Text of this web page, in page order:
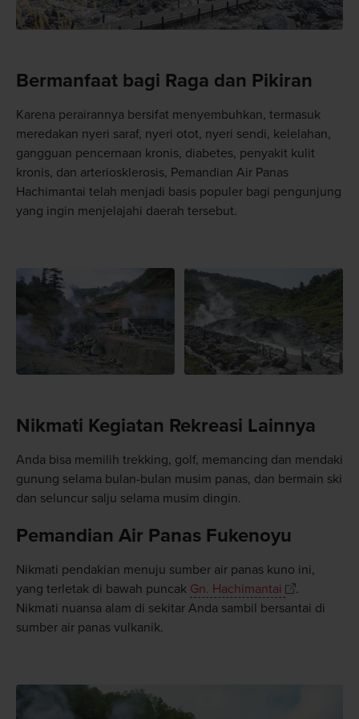
Bermanfaat bagi Raga dan Pikiran
Karena perairannya bersifat menyembuhkan, termasuk
meredakan nyeri saraf, nyeri otot, nyeri sendi, kelelahan,
gangguan pencernaan kronis, diabetes, penyakit kulit
kronis, dan arteriosklerosis, Pemandian Air Panas
Hachimantai telah menjadi basis populer bagi pengunjung
yang ingin menjelajahi daerah tersebut.
Nikmati Kegiatan Rekreasi Lainnya
Anda bisa memilih trekking, golf, memancing dan mendaki
gunung selama bulan-bulan musim panas, dan bermain ski
dan seluncur salju selama musim dingin.
Pemandian Air Panas Fukenoyu
Nikmati pendakian menuju sumber air panas kuno ini,
yang terletak di bawah puncak Gn. Hachimantai
.
Nikmati nuansa alam di sekitar Anda sambil bersantai di
sumber air panas vulkanik.